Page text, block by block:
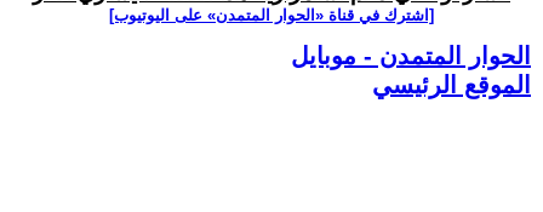
[اشترك في قناة ‫«الحوار المتمدن» على اليوتيوب]
الحوار المتمدن - موبايل
الموقع الرئيسي